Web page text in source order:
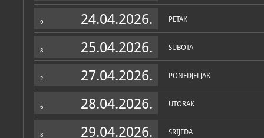
9 24.04.2026. PETAK
8 25.04.2026. SUBOTA
2 27.04.2026. PONEDJELJAK
6 28.04.2026. UTORAK
8 29.04.2026. SRIJEDA